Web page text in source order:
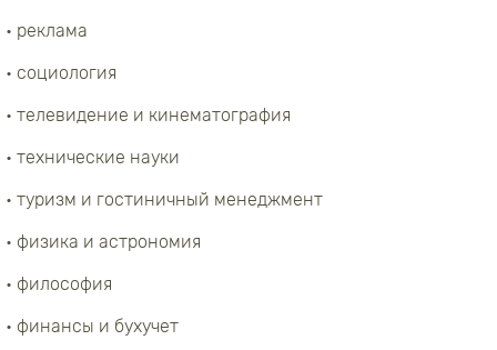
• реклама
• социология
• телевидение и кинематография
• технические науки
• туризм и гостиничный менеджмент
• физика и астрономия
• философия
• финансы и бухучет